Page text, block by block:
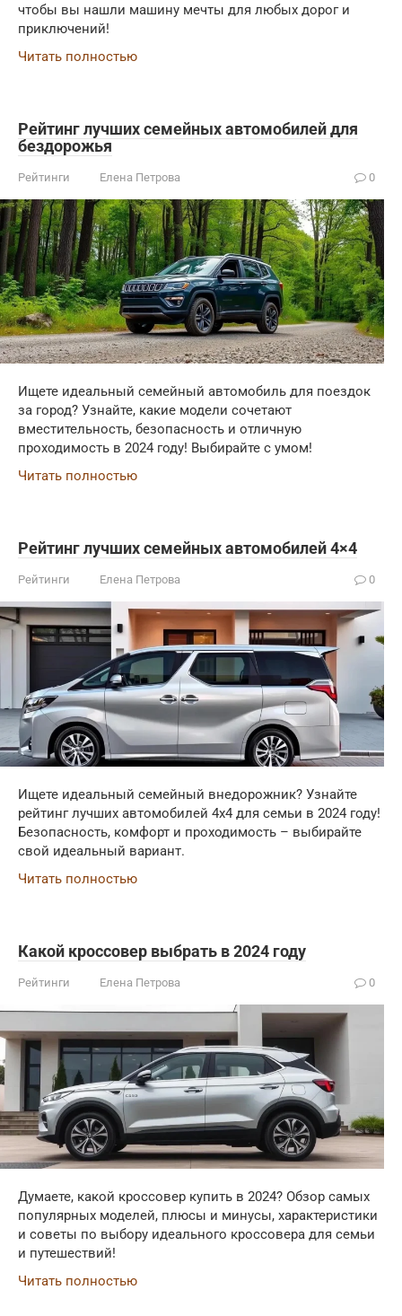
чтобы вы нашли машину мечты для любых дорог и
приключений!
Читать полностью
Рейтинг лучших семейных автомобилей для
бездорожья
Рейтинги Елена Петрова 0
Ищете идеальный семейный автомобиль для поездок
за город? Узнайте, какие модели сочетают
вместительность, безопасность и отличную
проходимость в 2024 году! Выбирайте с умом!
Читать полностью
Рейтинг лучших семейных автомобилей 4×4
Рейтинги Елена Петрова 0
Ищете идеальный семейный внедорожник? Узнайте
рейтинг лучших автомобилей 4x4 для семьи в 2024 году!
Безопасность, комфорт и проходимость – выбирайте
свой идеальный вариант.
Читать полностью
Какой кроссовер выбрать в 2024 году
Рейтинги Елена Петрова 0
Думаете, какой кроссовер купить в 2024? Обзор самых
популярных моделей, плюсы и минусы, характеристики
и советы по выбору идеального кроссовера для семьи
и путешествий!
Читать полностью